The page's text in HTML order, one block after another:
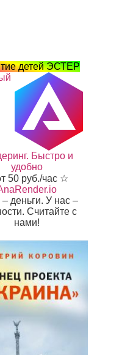
детей ЭСТЕР
Быстро и
удобно
50 руб./час ☆
деньги. У нас –
Считайте с
нами!